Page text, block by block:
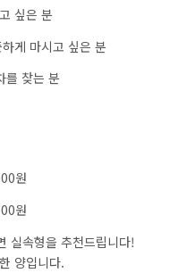
싶은 분
게 마시고 싶은 분
를 찾는 분
원
원
실속형을 추천드립니다!
양입니다.